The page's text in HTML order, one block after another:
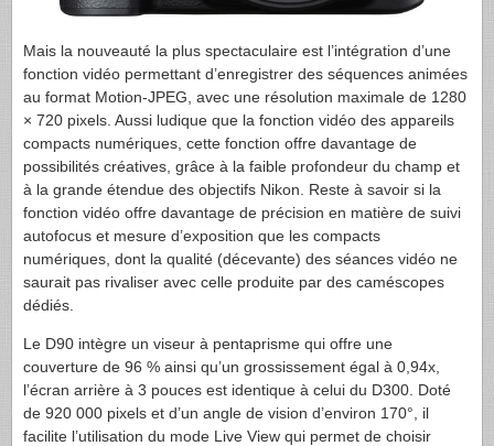
Mais la nouveauté la plus spectaculaire est l’intégration d’une
fonction vidéo permettant d’enregistrer des séquences animées
au format Motion-JPEG , avec une résolution maximale de 1280
× 720 pixels. Aussi ludique que la fonction vidéo des appareils
compacts numériques, cette fonction offre davantage de
possibilités créatives, grâce à la faible profondeur du champ et
à la grande étendue des objectifs Nikon. Reste à savoir si la
fonction vidéo offre davantage de précision en matière de suivi
autofocus et mesure d’exposition que les compacts
numériques, dont la qualité (décevante) des séances vidéo ne
saurait pas rivaliser avec celle produite par des caméscopes
dédiés.
Le D90 intègre un viseur à pentaprisme qui offre une
couverture de 96 % ainsi qu’un grossissement égal à 0,94x,
l’écran arrière à 3 pouces est identique à celui du D300. Doté
de 920 000 pixels et d’un angle de vision d’environ 170°, il
facilite l’utilisation du mode Live View qui permet de choisir